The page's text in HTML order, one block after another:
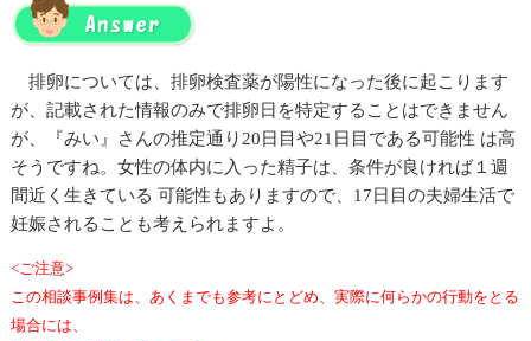
排卵については、排卵検査薬が陽性になった後に起こります
が、記載された情報のみで排卵日を特定することはできません
が、『みい』さんの推定通り20日目や21日目である可能性 は高
そうですね。女性の体内に入った精子は、条件が良ければ１週
間近く生きている 可能性もありますので、17日目の夫婦生活で
妊娠されることも考えられますよ。
<ご注意>
この相談事例集は、あくまでも参考にとどめ、実際に何らかの行動をとる
場合には、